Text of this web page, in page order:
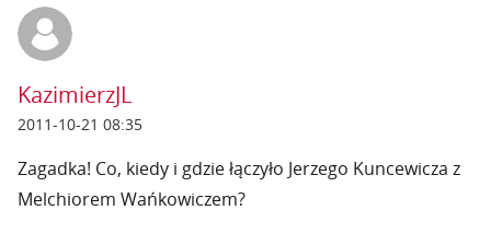
KazimierzJL
2011-10-21 08:35
Zagadka! Co, kiedy i gdzie łączyło Jerzego Kuncewicza z
Melchiorem Wańkowiczem?